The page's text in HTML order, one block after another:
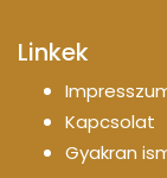
Linkek
Kapcsolat
Gyakran